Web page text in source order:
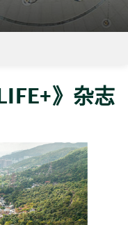
》杂志